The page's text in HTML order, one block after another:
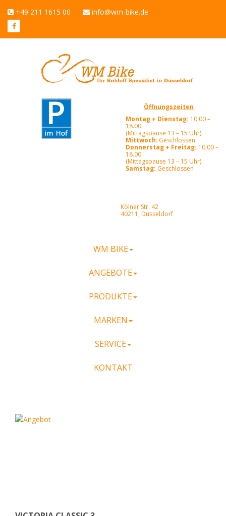
+49 211 1615 00 info@wm-bike.de
Öffnungszeiten
Montag + Dienstag: 10.00 –
18.00
(Mittagspause 13 – 15 Uhr)
Mittwoch: Geschlossen
Donnerstag + Freitag: 10.00 –
18.00
(Mittagspause 13 – 15 Uhr)
Samstag: Geschlossen
Kölner Str. 42
40211, Düsseldorf
WM BIKE
ANGEBOTE
PRODUKTE
MARKEN
SERVICE
KONTAKT